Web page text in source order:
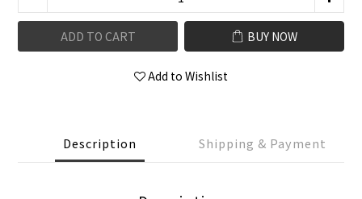
ADD TO CART BUY NOW
Add to Wishlist
Description Shipping & Payment